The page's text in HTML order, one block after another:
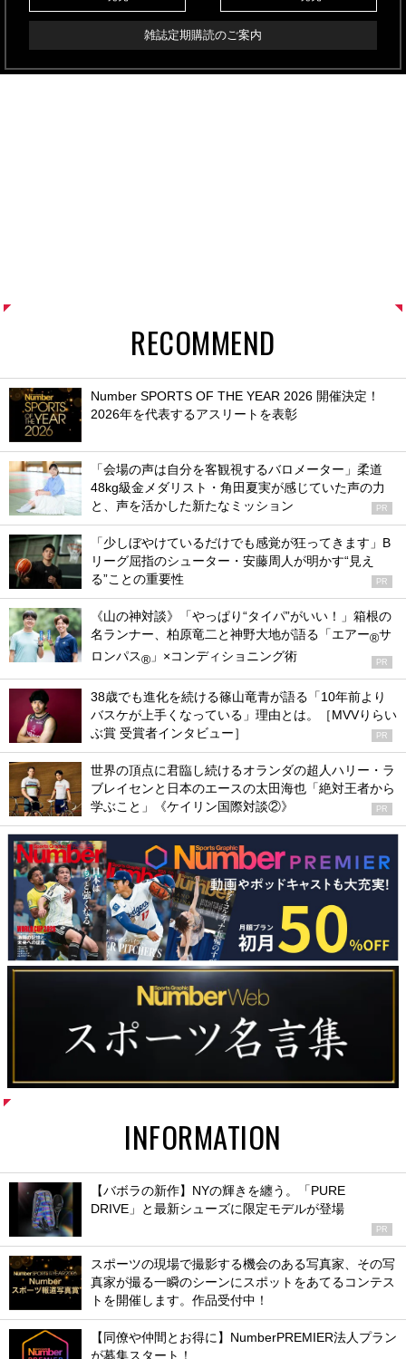
雑誌定期購読のご案内
RECOMMEND
Number SPORTS OF THE YEAR 2026 開催決定！
2026年を代表するアスリートを表彰
「会場の声は自分を客観視するバロメーター」柔道
48kg級金メダリスト・角田夏実が感じていた声の力
と、声を活かした新たなミッション
PR
「少しぼやけているだけでも感覚が狂ってきます」B
リーグ屈指のシューター・安藤周人が明かす“見え
る”ことの重要性
PR
《山の神対談》「やっぱり“タイパ”がいい！」箱根の
名ランナー、柏原竜二と神野大地が語る「エアー®サ
ロンパス® 」×コンディショニング術 PR
38歳でも進化を続ける篠山竜青が語る「10年前より
バスケが上手くなっている」理由とは。［MVVりらい
ぶ賞 受賞者インタビュー］
PR
世界の頂点に君臨し続けるオランダの超人ハリー・ラ
ブレイセンと日本のエースの太田海也「絶対王者から
学ぶこと」《ケイリン国際対談②》
PR
INFORMATION
【バボラの新作】NYの輝きを纏う。「PURE
DRIVE」と最新シューズに限定モデルが登場
PR
スポーツの現場で撮影する機会のある写真家、その写
真家が撮る一瞬のシーンにスポットをあてるコンテス
トを開催します。作品受付中！
【同僚や仲間とお得に】NumberPREMIER法人プラン
が募集スタート！